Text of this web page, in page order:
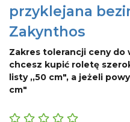
przyklejana
Zakynthos
Zakres tolerancji ceny do
chcesz kupić roletę
listy ,,50 cm", a jeżeli
cm"